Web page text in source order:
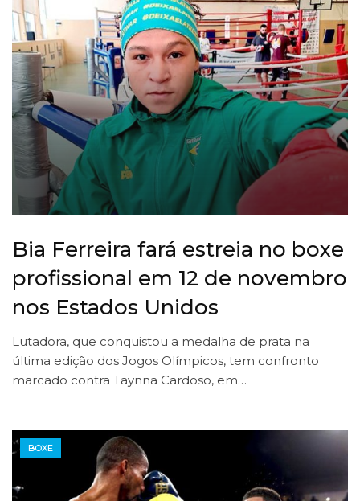
Bia Ferreira fará estreia no boxe
profissional em 12 de novembro
nos Estados Unidos
Lutadora, que conquistou a medalha de prata na
última edição dos Jogos Olímpicos, tem confronto
marcado contra Taynna Cardoso, em…
BOXE